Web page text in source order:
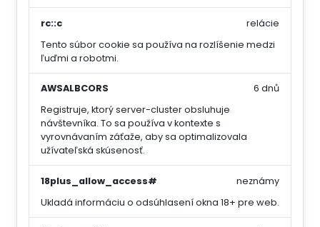
rc::c
Tento súbor cookie sa používa na rozlíšenie medzi
ľuďmi a robotmi.
relácie
AWSALBCORS
Registruje, ktorý server-cluster obsluhuje
návštevníka. To sa používa v kontexte s
vyrovnávaním záťaže, aby sa optimalizovala
užívateľská skúsenosť.
6 dnů
18plus_allow_access#
Ukladá informáciu o odsúhlasení okna 18+ pre web.
neznámy